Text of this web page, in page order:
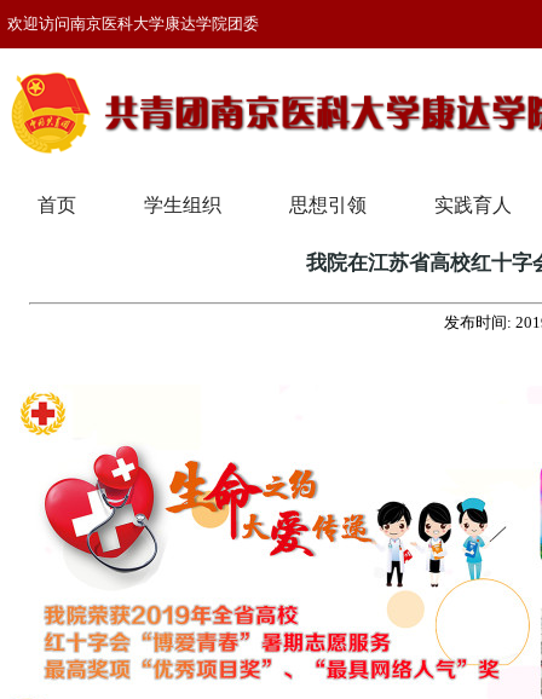
欢迎访问南京医科大学康达学院团委
首页 学生组织 思想引领 实践育人
我院在江苏省高校红十字
发布时间: